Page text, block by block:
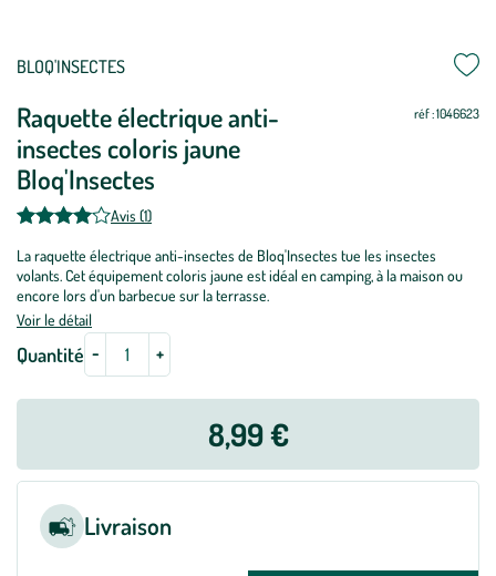
BLOQ'INSECTES
Raquette électrique anti-
insectes coloris jaune
Bloq'Insectes
réf : 1046623
Avis (1)
La raquette électrique anti-insectes de Bloq'Insectes tue les insectes
volants. Cet équipement coloris jaune est idéal en camping, à la maison ou
encore lors d'un barbecue sur la terrasse.
Voir le détail
Quantité
Mettre
jour
-
Mettre
jour
+
8,99 €
Livraison